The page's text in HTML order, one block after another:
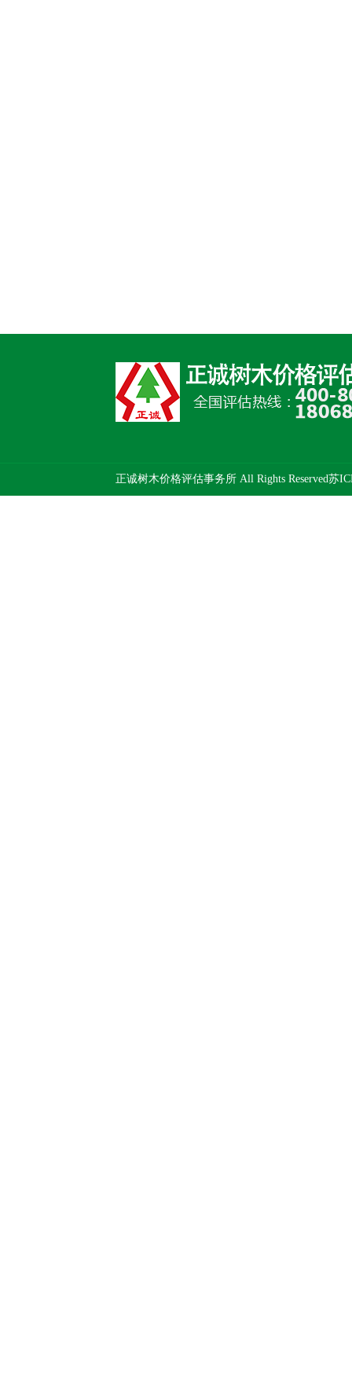
苏
正诚树木价格评估事务所 All Rights Reserved